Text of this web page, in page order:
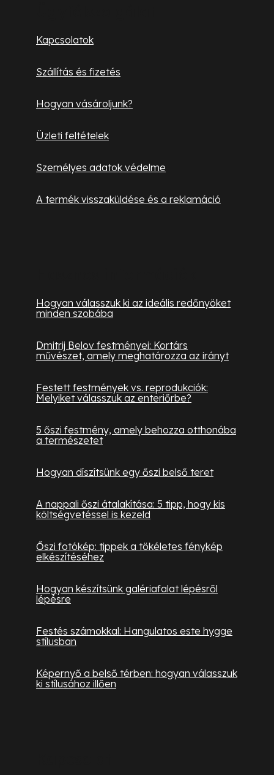
Kapcsolatok
Szállítás és fizetés
Hogyan vásároljunk?
Üzleti feltételek
Személyes adatok védelme
A termék visszaküldése és a reklamáció
Hogyan válasszuk ki az ideális redőnyöket
minden szobába
Dmitrij Belov festményei: Kortárs
művészet, amely meghatározza az irányt
Festett festmények vs. reprodukciók:
Melyiket válasszuk az enteriőrbe?
5 őszi festmény, amely behozza otthonába
a természetet
Hogyan díszítsünk egy őszi belső teret
A nappali őszi átalakítása: 5 tipp, hogy kis
költségvetéssel is kezeld
Őszi fotókép: tippek a tökéletes fénykép
elkészítéséhez
Hogyan készítsünk galériafalat lépésről
lépésre
Festés számokkal: Hangulatos este hygge
stílusban
Képernyő a belső térben: hogyan válasszuk
ki stílusához illően